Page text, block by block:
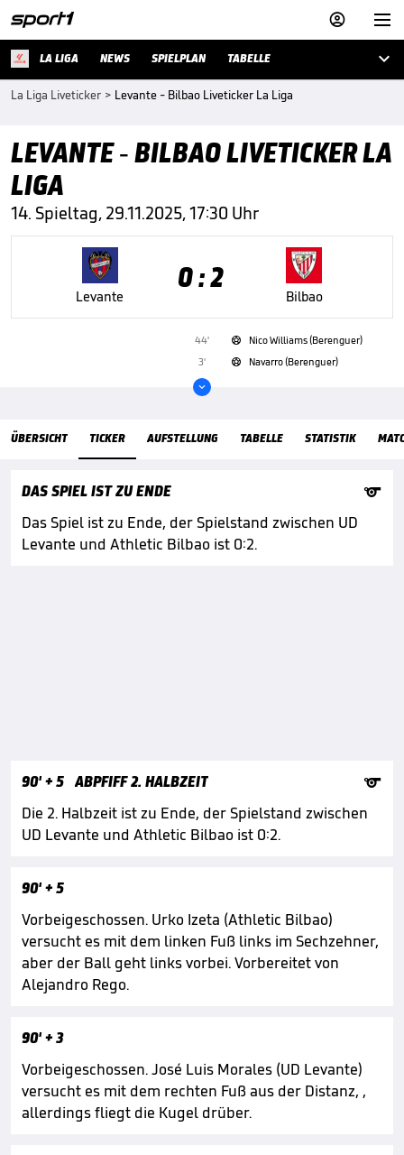


LA LIGA NEWS SPIELPLAN TABELLE 
La Liga Liveticker > Levante - Bilbao Liveticker La Liga
LEVANTE - BILBAO LIVETICKER LA
LIGA
14. Spieltag, 29.11.2025, 17:30 Uhr
Levante
0 : 2
Bilbao
44' 
Nico Williams (Berenguer)
3'
 Navarro (Berenguer)

ÜBERSICHT TICKER AUFSTELLUNG TABELLE STATISTIK
ÜbersichtTicker
DAS SPIEL IST ZU ENDE

Das Spiel ist zu Ende, der Spielstand zwischen UD
Levante und Athletic Bilbao ist 0:2.
90'+ 5 ABPFIFF 2. HALBZEIT

Die 2. Halbzeit ist zu Ende, der Spielstand zwischen
UD Levante und Athletic Bilbao ist 0:2.
90'+ 5
Vorbeigeschossen. Urko Izeta (Athletic Bilbao)
versucht es mit dem linken Fuß links im Sechzehner,
aber der Ball geht links vorbei. Vorbereitet von
Alejandro Rego.
90'+ 3
Vorbeigeschossen. José Luis Morales (UD Levante)
versucht es mit dem rechten Fuß aus der Distanz, ,
allerdings fliegt die Kugel drüber.